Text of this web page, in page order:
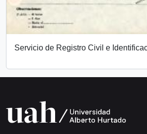
Servicio de Registro Civil e